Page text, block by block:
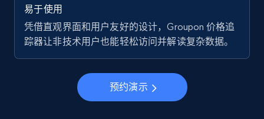
易于使用
凭借直观界面和用户友好的设计，Groupon 价格追
踪器让非技术用户也能轻松访问并解读复杂数据。
预约演示